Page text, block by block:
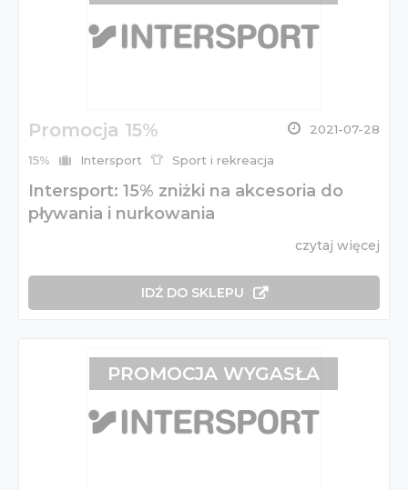
Promocja 15% 2021-07-28
15% Intersport Sport i rekreacja
Intersport: 15% zniżki na akcesoria do
pływania i nurkowania
czytaj więcej
IDŹ DO SKLEPU
PROMOCJA WYGASŁA